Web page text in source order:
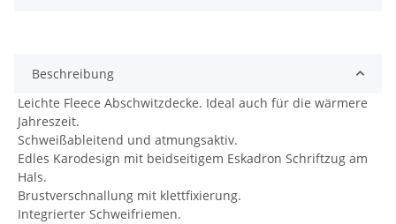
Beschreibung
Leichte Fleece Abschwitzdecke. Ideal auch für die wärmere
Jahreszeit.
Schweißableitend und atmungsaktiv.
Edles Karodesign mit beidseitigem Eskadron Schriftzug am
Hals.
Brustverschnallung mit klettfixierung.
Integrierter Schweifriemen.